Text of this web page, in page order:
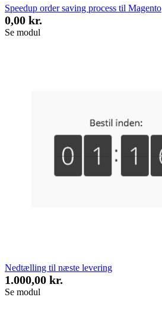
Speedup order saving process til Magento
0,00 kr.
Se modul
Nedtælling til næste levering
1.000,00 kr.
Se modul